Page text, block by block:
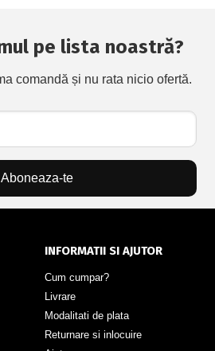
pe lista noastră?
comandă și nu rata nicio ofertă.
Aboneaza-te
INFORMATII SI AJUTOR
Cum cumpar?
Livrare
Modalitati de plata
Returnare si inlocuire